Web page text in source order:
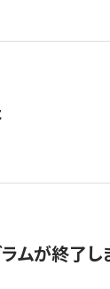
ムが終了し